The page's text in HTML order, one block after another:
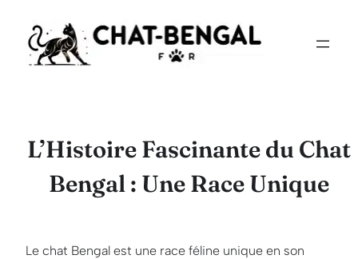
contenu
L’Histoire Fascinante du Chat
Bengal : Une Race Unique
Le chat Bengal est une race féline unique en son